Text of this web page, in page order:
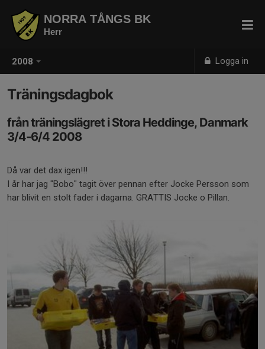
2008 Logga in
NORRA TÅNGS BK
Herr
Träningsdagbok
från träningslägret i Stora Heddinge, Danmark
3/4-6/4 2008
Då var det dax igen!!!
I år har jag "Bobo" tagit över pennan efter Jocke Persson som
har blivit en stolt fader i dagarna. GRATTIS Jocke o Pillan.